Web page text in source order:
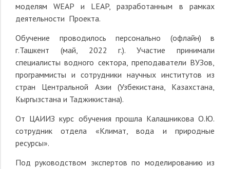
моделям WEAP и LEAP, разработанным в рамках
деятельности Проекта.
Обучение проводилось персонально (офлайн) в
г.Ташкент (май, 2022 г.). Участие принимали
специалисты водного сектора, преподаватели ВУЗов,
программисты и сотрудники научных институтов из
стран Центральной Азии (Узбекистана, Казахстана,
Кыргызстана и Таджикистана).
От ЦАИИЗ курс обучения прошла Калашникова О.Ю.
сотрудник отдела «Климат, вода и природные
ресурсы».
Под руководством экспертов по моделированию из